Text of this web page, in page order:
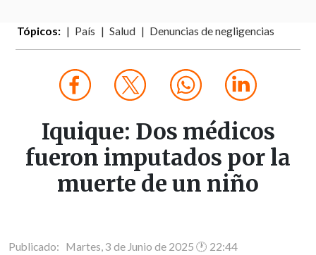
Tópicos: País Salud Denuncias de negligencias
Iquique: Dos médicos
fueron imputados por la
muerte de un niño
Publicado: Martes, 3 de Junio de 2025 🕐 22:44